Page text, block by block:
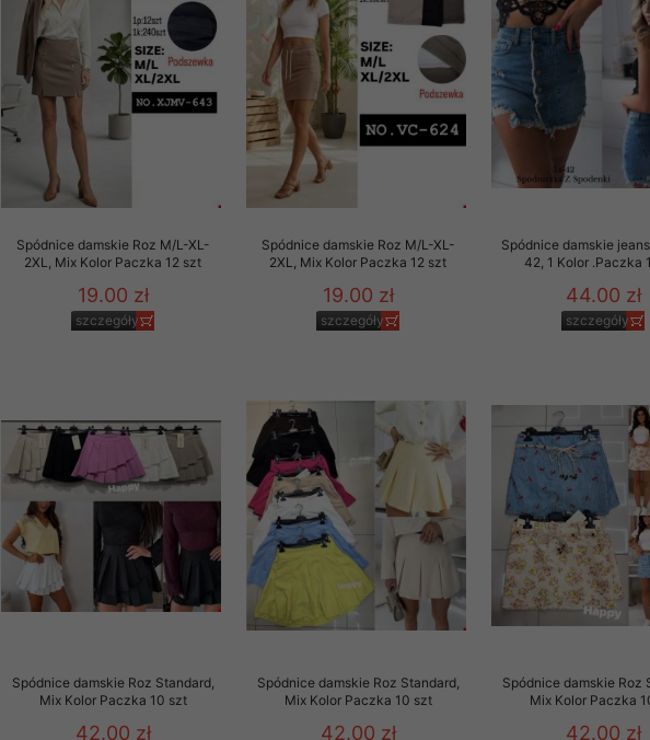
Spódnice damskie Roz M/L-XL-
2XL, Mix Kolor Paczka 12 szt
19.00 zł
szczegóły
Spódnice damskie Roz M/L-XL-
2XL, Mix Kolor Paczka 12 szt
19.00 zł
szczegóły
Spódnice damskie
42, 1 Kolor .Paczka
44.00 zł
szczegóły
Spódnice damskie Roz Standard,
Mix Kolor Paczka 10 szt
42.00 zł
Spódnice damskie Roz Standard,
Mix Kolor Paczka 10 szt
42.00 zł
Spódnice damskie Roz
Mix Kolor Paczka
42.00 zł
Materiały reklamowo - promocyjne wysyłamy Klientom jedynie wówczas, gdy wyrazili
szczególności newslettera wysyłanego Klientowi, jeżeli potwierdzi wyraźnie
zawierającego akceptację na otrzymywanie newslettera o aktualnych promocjach,
naszym Sklepie. Materiały te dotyczą wyłącznie oferty naszego Sklepu.
Wszelkie pytania, wnioski i sugestie odnoszące się do ochrony Państwa
osobowych prosimy zgłaszać na email